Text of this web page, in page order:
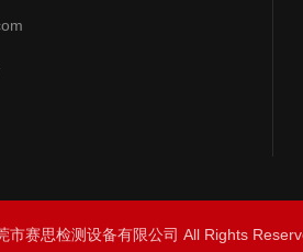
市赛思检测设备有限公司 All Rights